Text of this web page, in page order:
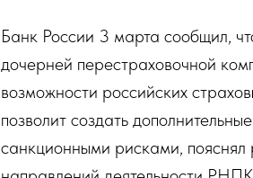
Банк России 3 марта сообщил,
дочерней перестраховочной
возможности российских
позволит создать
санкционными рисками, пояснял